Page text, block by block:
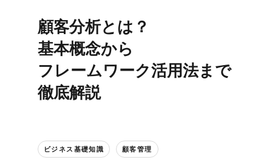
顧客分析とは？​
基本概念から​
フレームワーク活用法まで​
徹底解説
ビジネス基礎知識 顧客管理